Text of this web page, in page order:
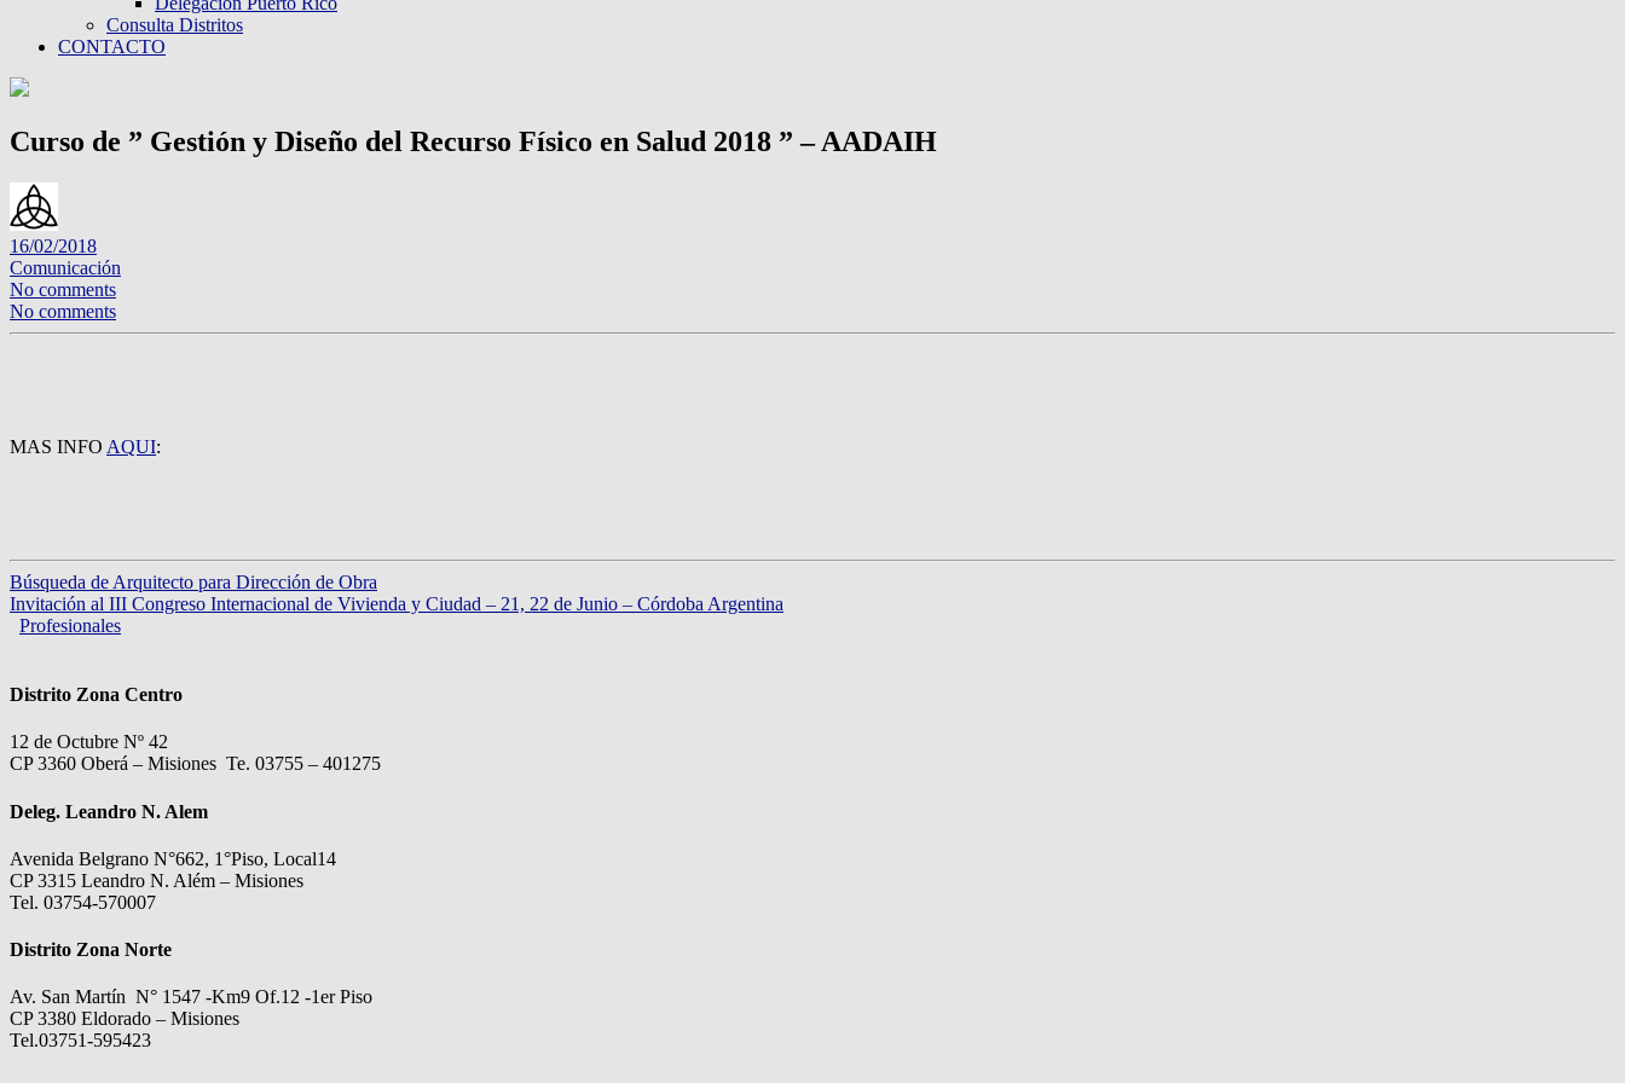
Consulta Distritos
CONTACTO
Curso de ” Gestión y Diseño del Recurso Físico en Salud 2018 ” – AADAIH
16/02/2018
Comunicación
No comments
No comments
MAS INFO AQUI:
Búsqueda de Arquitecto para Dirección de Obra
Invitación al III Congreso Internacional de Vivienda y Ciudad – 21, 22 de Junio – Córdoba Argentina
Profesionales
Distrito Zona Centro
12 de Octubre Nº 42
CP 3360 Oberá – Misiones Te. 03755 – 401275
Deleg. Leandro N. Alem
Avenida Belgrano N°662, 1°Piso, Local14
CP 3315 Leandro N. Além – Misiones
Tel. 03754-570007
Distrito Zona Norte
Av. San Martín N° 1547 -Km9 Of.12 -1er Piso
CP 3380 Eldorado – Misiones
Tel.03751-595423